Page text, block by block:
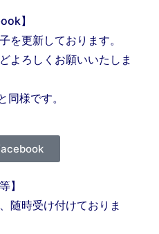
】
を更新しております。
よろしくお願いいたしま
様です。
】
随時受け付けておりま